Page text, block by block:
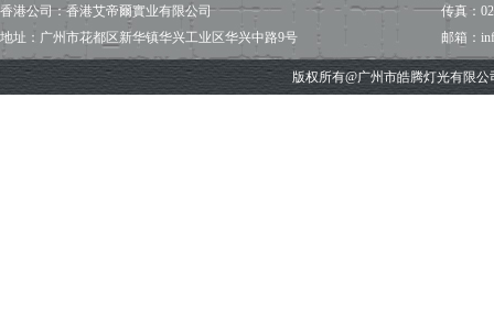
香港公司：香港艾帝爾實业有限公司
地址：广州市花都区新华镇华兴工业区华兴中路9号
传真：
邮箱：
版权所有@广州市皓腾灯光有限